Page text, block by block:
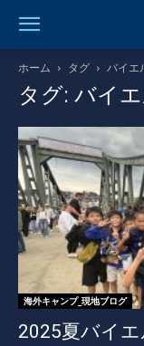
ホーム タグ バイエ
タグ: バイ
海外キャンプ_現地ブログ
2025夏バイ